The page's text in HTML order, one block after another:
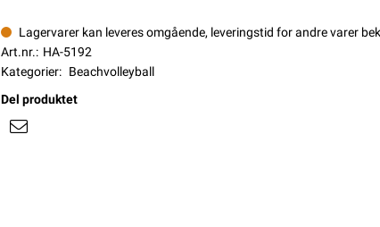
Lagervarer kan leveres omgående, leveringstid for andre varer
Art.nr.: HA-5192
Kategorier: Beachvolleyball
Del produktet